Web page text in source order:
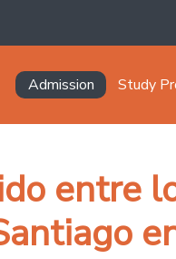
Navegación
Admission Study
entre